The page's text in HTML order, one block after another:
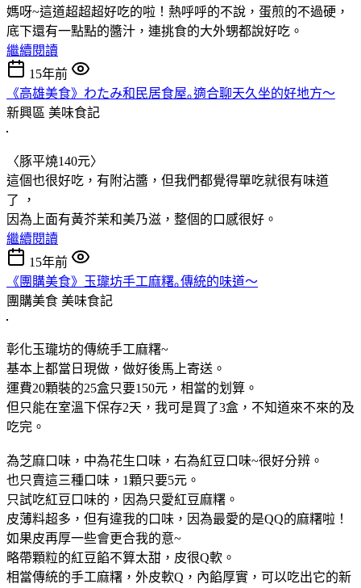
媽呀~這道超超超好吃的啦！熱呼呼的不說，蛋煎的不過硬，
底下還有一點點的醬汁，連挑食的大外甥都說好吃。
繼續閱讀
15年前
《高雄美食》わたみ和民居食屋｡適合聊天久坐的好地方～
新興區 美味食記
〈豚平燒140元〉
這個也很好吃，有附沾醬，但我們都覺得單吃就很有味道
了 ，
因為上面有黃芥茉和美乃滋，整個的口感很好。
繼續閱讀
15年前
《團購美食》玉瓏坊手工麻糬｡傳統的味道～
團購美食 美味食記
彰化玉瓏坊的傳統手工麻糬~
基本上都當日現做，做好後馬上寄送。
運費20顆裝的25盒只要150元，相當的划算。
但只能在室溫下保存2天，我可是買了3盒，不知道來不來的及
吃完。
為芝麻口味，中為花生口味，右為紅豆口味~很好分辨。
也只賣這三種口味，1顆只要5元。
只試吃紅豆口味的，因為只愛紅豆麻糬。
皮薄料超多，但有違我的口味，因為最愛的是QQ的麻糬啦！
如果皮再厚一些會更合我的意~
略帶顆粒的紅豆餡不算太甜，皮很Q軟。
相當傳統的手工麻糬，外皮軟Q，內餡厚實，可以吃出它的新